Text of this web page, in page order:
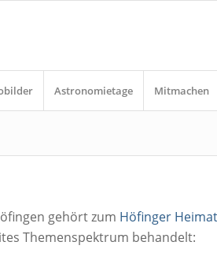
Astronomietage Mitmachen
gehört zum Höfinger
Themenspektrum behandelt: